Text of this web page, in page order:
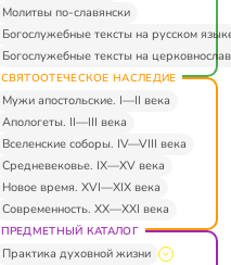
Молитвы по-славянски
Богослужебные тексты на русском
Богослужебные тексты на
СВЯТООТЕЧЕСКОЕ НАСЛЕДИЕ
Мужи апостольские. I—II века
Апологеты. II—III века
Вселенские соборы. IV—VIII века
Средневековье. IX—XV века
Новое время. XVI—XIX века
Современность. XX—XXI века
ПРЕДМЕТНЫЙ КАТАЛОГ
Практика духовной жизни